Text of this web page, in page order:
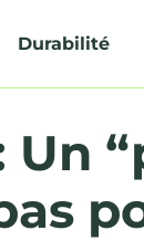
Durabilité
Un